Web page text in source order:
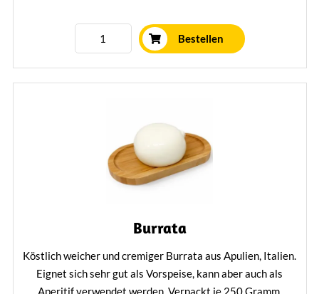
Bestellen
Burrata
Köstlich weicher und cremiger Burrata aus Apulien, Italien.
Eignet sich sehr gut als Vorspeise, kann aber auch als
Aperitif verwendet werden. Verpackt je 250 Gramm.